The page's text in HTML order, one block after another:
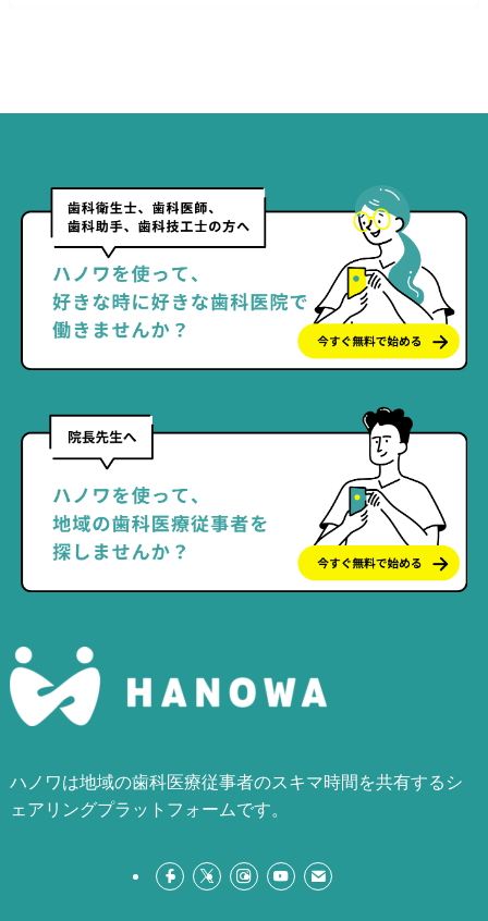
ハノワは地域の歯科医療従事者のスキマ時間を共有するシ
ェアリングプラットフォームです。